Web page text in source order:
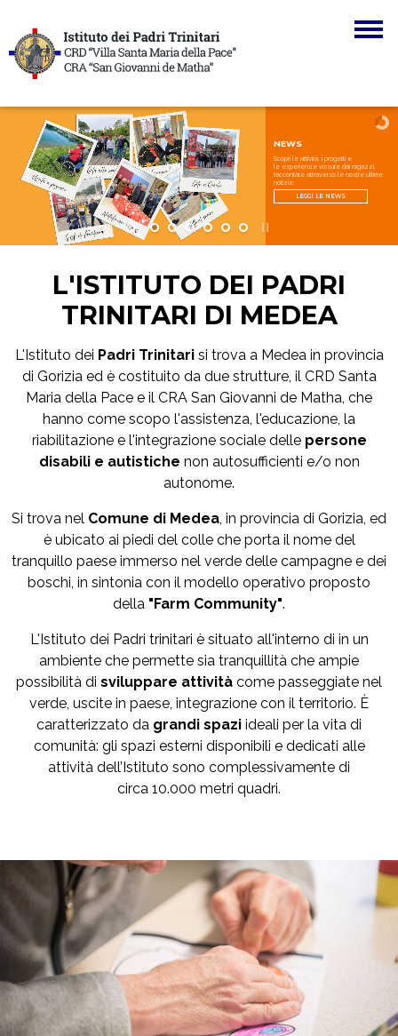
NEWS
Scopri le attività, i progetti e
le esperienze vissute dai ragazzi,
raccontate attraverso le nostre ultime
notizie:
LEGGI LE NEWS
L'ISTITUTO DEI PADRI
TRINITARI DI MEDEA
L'Istituto dei Padri Trinitarisi trova a Medea in provincia
di Gorizia ed è costituito da due strutture, il CRD Santa
Maria della Pace e il CRA San Giovanni de Matha, che
hanno come scopo l'assistenza, l'educazione, la
riabilitazione e l'integrazione sociale delle persone
disabili e autistiche non autosufficienti e/o non
autonome.
Si trova nel Comune di Medea, in provincia di Gorizia, ed
è ubicato ai piedi del colle che porta il nome del
tranquillo paese immerso nel verde delle campagne e dei
boschi, in sintonia con il modello operativo proposto
della "Farm Community".
L'Istituto dei Padri trinitari è situato all'interno di in un
ambiente che permette sia tranquillità che ampie
possibilità di sviluppare attività come passeggiate nel
verde, uscite in paese, integrazione con il territorio. È
caratterizzato da grandi spazi ideali per la vita di
comunità: gli spazi esterni disponibili e dedicati alle
attività dell’Istituto sono complessivamente di
circa 10.000 metri quadri.